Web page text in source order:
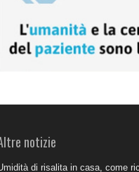
notizie
di risalita in casa, come